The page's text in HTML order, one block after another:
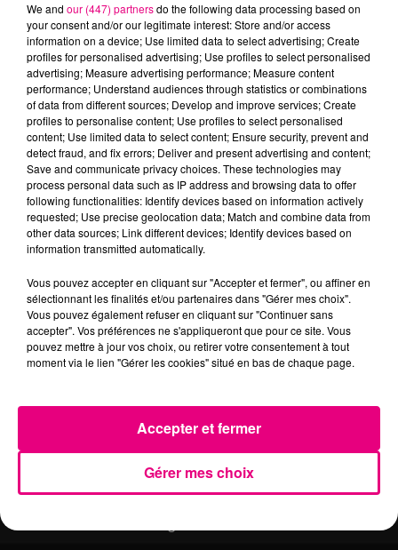
Mercredi 4 octobre 2017, Toulouse FM organisait avec
TF1 les castings de The Voice et The Voice Kids saison
8 à Toulouse. 40 candidats ont donc auditionné
devant un jury de professionnels de l'émission et
certains d'entre eux auront la chance de tenter leur
chance aux auditions à l'aveugle de la saison 8 de The
Voice sur TF1. Découvrez les coulisses du casting dans
cette vidéo.
RADIO ACTU
EMPLOI
We and our (447) partnersdo the following data processing based on
your consent and/or our legitimate interest: Store and/or access
information on a device; Use limited data to select advertising; Create
profiles for personalised advertising; Use profiles to select personalised
advertising; Measure advertising performance; Measure content
performance; Understand audiences through statistics or combinations
of data from different sources; Develop and improve services; Create
profiles to personalise content; Use profiles to select personalised
content; Use limited data to select content; Ensure security, prevent and
detect fraud, and fix errors; Deliver and present advertising and content;
Save and communicate privacy choices. These technologies may
process personal data such as IP address and browsing data to offer
following functionalities: Identify devices based on information actively
requested; Use precise geolocation data; Match and combine data from
other data sources; Link different devices; Identify devices based on
information transmitted automatically.
Vous pouvez accepter en cliquant sur "Accepter et fermer", ou affiner en
sélectionnant les finalités et/ou partenaires dans "Gérer mes choix".
Vous pouvez également refuser en cliquant sur "Continuer sans
accepter". Vos préférences ne s'appliqueront que pour ce site. Vous
pouvez mettre à jour vos choix, ou retirer votre consentement à tout
moment via le lien "Gérer les cookies" situé en bas de chaque page.
Gérer mes choix
Accepter et fermer